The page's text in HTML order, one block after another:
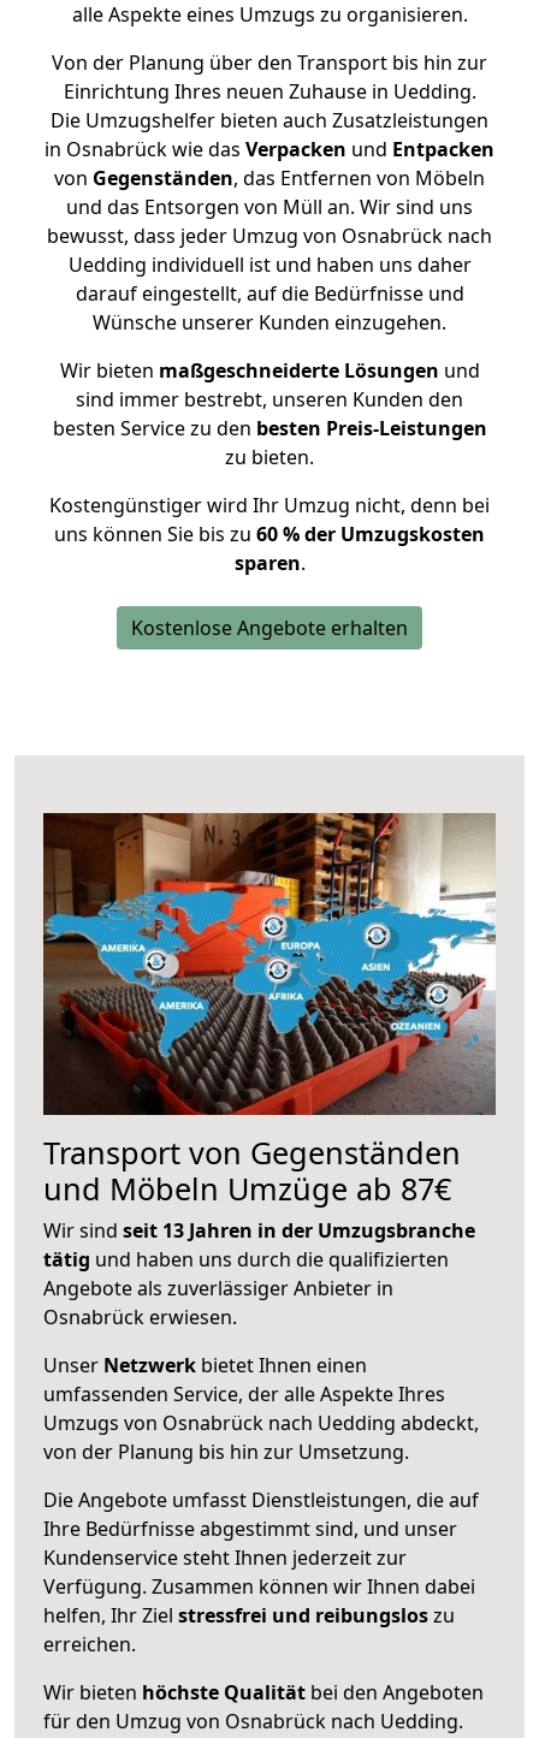
alle Aspekte eines Umzugs zu organisieren.
Von der Planung über den Transport bis hin zur
Einrichtung Ihres neuen Zuhause in Uedding.
Die Umzugshelfer bieten auch Zusatzleistungen
in Osnabrück wie das Verpacken und Entpacken
von Gegenständen, das Entfernen von Möbeln
und das Entsorgen von Müll an. Wir sind uns
bewusst, dass jeder Umzug von Osnabrück nach
Uedding individuell ist und haben uns daher
darauf eingestellt, auf die Bedürfnisse und
Wünsche unserer Kunden einzugehen.
Wir bieten maßgeschneiderte Lösungen und
sind immer bestrebt, unseren Kunden den
besten Service zu den besten Preis-Leistungen
zu bieten.
Kostengünstiger wird Ihr Umzug nicht, denn bei
uns können Sie bis zu 60 % der Umzugskosten
sparen.
Kostenlose Angebote erhalten
Transport von Gegenständen
und Möbeln Umzüge ab 87€
Wir sind seit 13 Jahren in der Umzugsbranche
tätig und haben uns durch die qualifizierten
Angebote als zuverlässiger Anbieter in
Osnabrück erwiesen.
Unser Netzwerk bietet Ihnen einen
umfassenden Service, der alle Aspekte Ihres
Umzugs von Osnabrück nach Uedding abdeckt,
von der Planung bis hin zur Umsetzung.
Die Angebote umfasst Dienstleistungen, die auf
Ihre Bedürfnisse abgestimmt sind, und unser
Kundenservice steht Ihnen jederzeit zur
Verfügung. Zusammen können wir Ihnen dabei
helfen, Ihr Ziel stressfrei und reibungsloszu
erreichen.
Wir bieten höchste Qualität bei den Angeboten
für den Umzug von Osnabrück nach Uedding.